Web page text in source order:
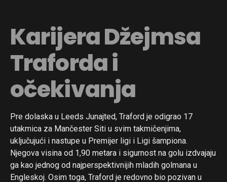
Karijera Džejmsa
Traforda i
očekivanja
Pre dolaska u Leeds Junajted, Traford je odigrao 17
utakmica za Mančester Siti u svim takmičenjima,
uključujući i nastupe u Premijer ligi i Ligi šampiona.
Njegova visina od 1,90 metara i sigurnost na golu izdvajaju
ga kao jednog od najperspektivnijih mladih golmana u
Engleskoj. Osim toga, Traford je redovno bio pozivan u